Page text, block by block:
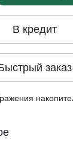
В кредит
заказ